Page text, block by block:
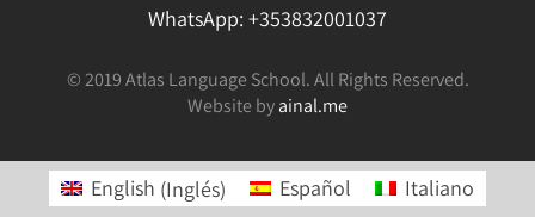
WhatsApp: +353832001037
© 2019 Atlas Language School. All Rights Reserved.
Website byainal.me
English (Inglés) Español Italiano